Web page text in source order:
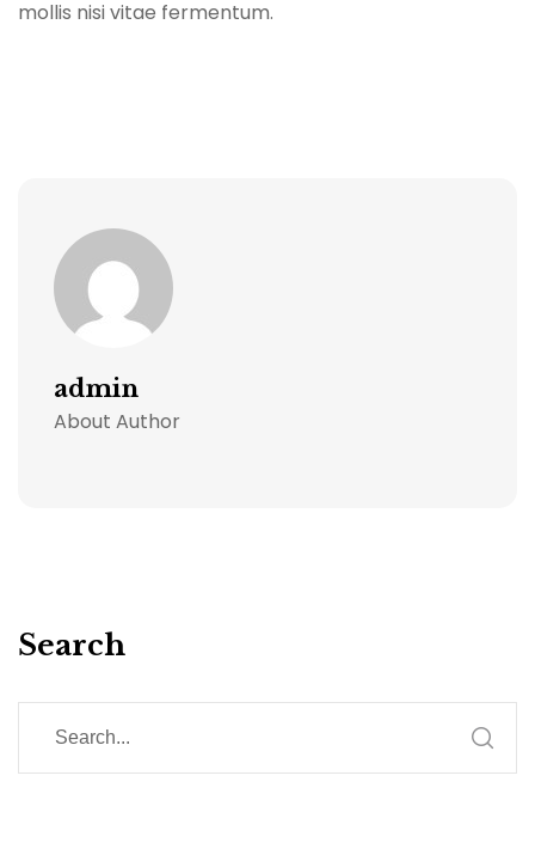
mollis nisi vitae fermentum.
admin
About Author
Search